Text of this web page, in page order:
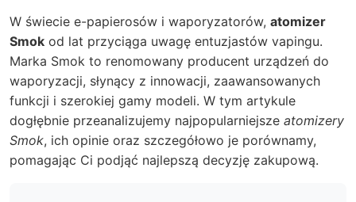
W świecie e-papierosów i waporyzatorów, atomizer
Smok od lat przyciąga uwagę entuzjastów vapingu.
Marka Smok to renomowany producent urządzeń do
waporyzacji, słynący z innowacji, zaawansowanych
funkcji i szerokiej gamy modeli. W tym artykule
dogłębnie przeanalizujemy najpopularniejsze atomizery
Smok, ich opinie oraz szczegółowo je porównamy,
pomagając Ci podjąć najlepszą decyzję zakupową.